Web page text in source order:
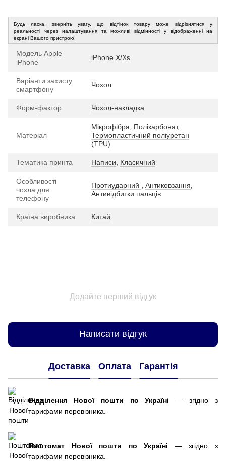
Будь ласка, зверніть увагу, що відтінок товару може відрізнятися у
реальності через налаштування та можливі відмінності у відображенні на
екрані Вашого пристрою!
Модель Apple
iPhone
iPhone X/Xs
Варіанти захисту
смартфону
Чохол
Форм-фактор Чохол-накладка
Матеріал
Мікрофібра Полікарбонат,
Термопластичний поліуретан
(TPU)
Тематика принта Написи Класичний
Особливості
чохла для
телефону
Протиударний Антиковзання
Антивідбитки пальців
Країна виробника Китай
Додайте перший відгук
Написати відгук
Доставка Оплата Гарантія
Відділення Нової пошти по Україні — згідно з
тарифами перевізника.
Поштомат Нової пошти по Україні — згідно з
тарифами перевізника.